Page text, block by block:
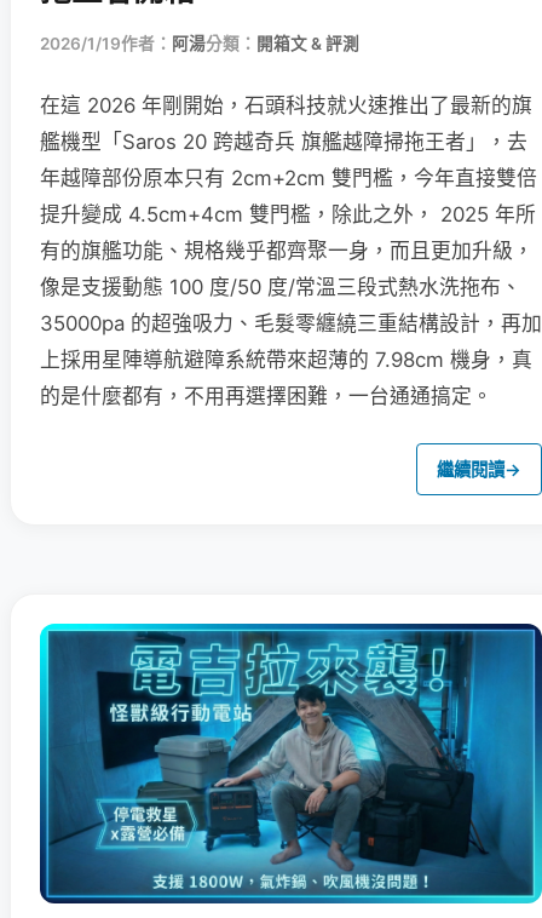
2026/1/19作者： 阿湯分類： 開箱文 & 評測
在這 2026 年剛開始，石頭科技就火速推出了最新的旗
艦機型「Saros 20 跨越奇兵 旗艦越障掃拖王者」，去
年越障部份原本只有 2cm+2cm 雙門檻，今年直接雙倍
提升變成 4.5cm+4cm 雙門檻，除此之外， 2025 年所
有的旗艦功能、規格幾乎都齊聚一身，而且更加升級，
像是支援動態 100 度/50 度/常溫三段式熱水洗拖布、
35000pa 的超強吸力、毛髮零纏繞三重結構設計，再加
上採用星陣導航避障系統帶來超薄的 7.98cm 機身，真
的是什麼都有，不用再選擇困難，一台通通搞定。
繼續閱讀→